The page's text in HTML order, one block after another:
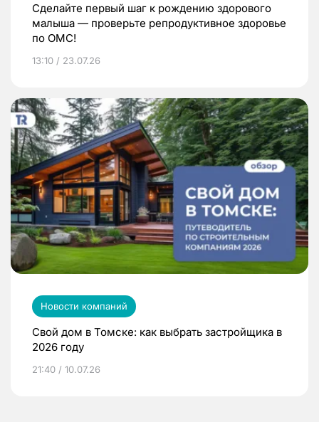
Сделайте первый шаг к рождению здорового
малыша — проверьте репродуктивное здоровье
по ОМС!
13:10 / 23.07.26
Новости компаний
Свой дом в Томске: как выбрать застройщика в
2026 году
21:40 / 10.07.26